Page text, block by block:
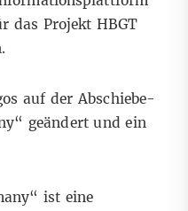
das Projekt HBGT
auf der Abschiebe-
geändert und ein
ist eine